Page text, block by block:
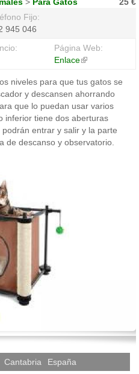
Fijo:
945 046
Página Web:
Enlace(link
external)
niveles para que tus gatos se
y descansen ahorrando
que lo puedan usar varios
inferior tiene dos aberturas
entrar y salir y la parte
de descanso y observatorio.
Cantabria España